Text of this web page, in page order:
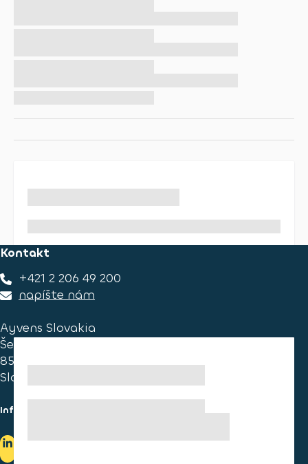
Kontakt
+421 2 206 49 200
napíšte nám
Ayvens Slovakia
Ševčenkova 34
851 01 Bratislava
Slovakia
Informace pro spotřebitele